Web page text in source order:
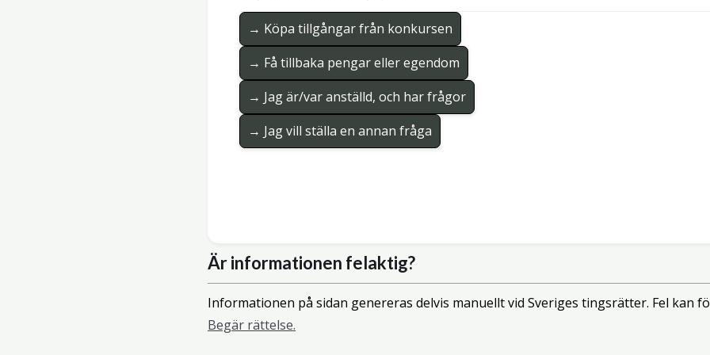
→ Köpa tillgångar från konkursen
→ Få tillbaka pengar eller egendom
→ Jag är/var anställd, och har frågor
→ Jag vill ställa en annan fråga
Är informationen felaktig?
Informationen på sidan genereras delvis manuellt vid Sveriges tingsrätter. Fel kan
Begär rättelse.